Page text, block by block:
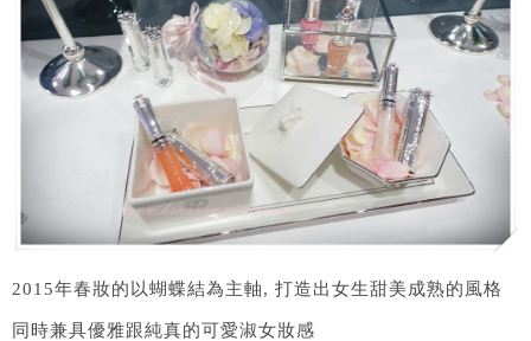
2015年春妝的以蝴蝶結為主軸, 打造出女生甜美成熟的風格
同時兼具優雅跟純真的可愛淑女妝感